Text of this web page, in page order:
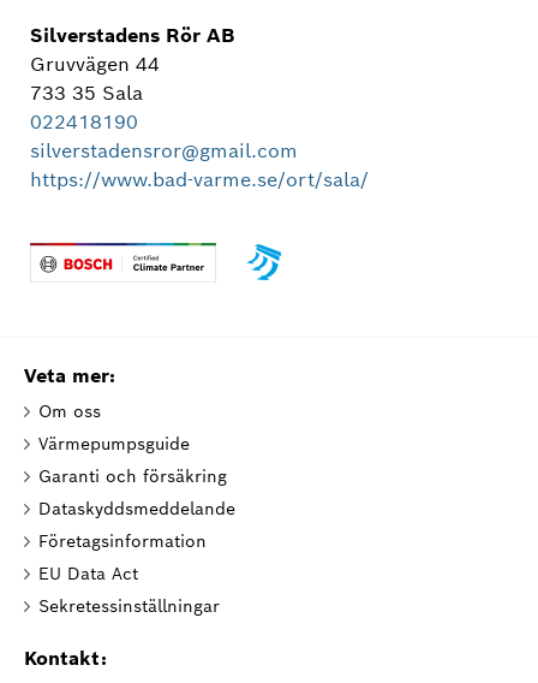
Silverstadens Rör AB
Gruvvägen 44
733 35 Sala
022418190
silverstadensror@gmail.com
https://www.bad-varme.se/ort/sala/
Veta mer:
Om oss
Värmepumpsguide
Garanti och försäkring
Dataskyddsmeddelande
Företagsinformation
EU Data Act
Sekretessinställningar
Kontakt: